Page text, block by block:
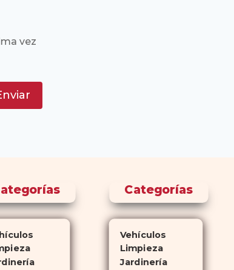
vez
Categorías
Vehículos
Limpieza
Jardinería